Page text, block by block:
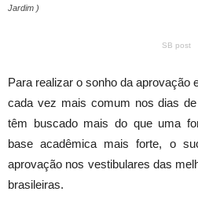
Jardim )
SB post
Para realizar o sonho da aprovação
cada vez mais comum nos dias
têm buscado mais do que uma
base acadêmica mais forte, o
aprovação nos vestibulares das
brasileiras.